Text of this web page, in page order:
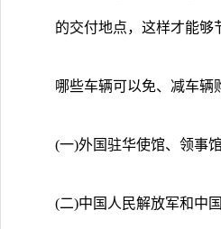
的交付地点，这样才能够
哪些车辆可以免、减车辆
(一)外国驻华使馆、领事
(二)中国人民解放军和中